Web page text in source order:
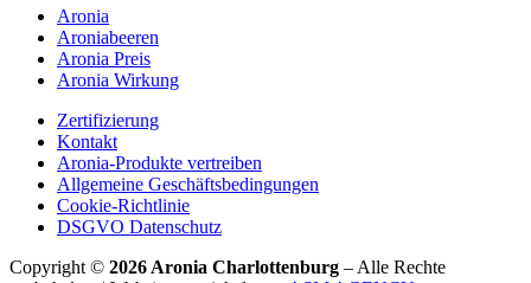
Aronia
Aroniabeeren
Aronia Preis
Aronia Wirkung
Zertifizierung
Kontakt
Aronia-Produkte vertreiben
Allgemeine Geschäftsbedingungen
Cookie-Richtlinie
DSGVO Datenschutz
Copyright © 2026 Aronia Charlottenburg – Alle Rechte